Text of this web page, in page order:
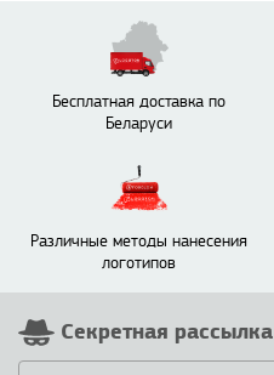
Бесплатная доставка по
Беларуси
Различные методы нанесения
логотипов
Секретная рассылка